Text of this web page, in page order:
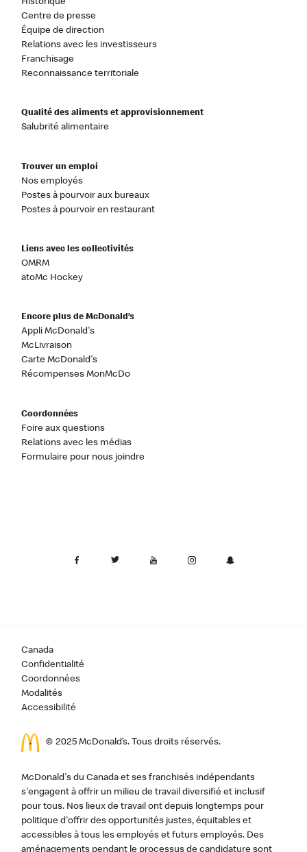
Historique
Centre de presse
Équipe de direction
Relations avec les investisseurs
Franchisage
Reconnaissance territoriale
Qualité des aliments et approvisionnement
Salubrité alimentaire
Trouver un emploi
Nos employés
Postes à pourvoir aux bureaux
Postes à pourvoir en restaurant
Liens avec les collectivités
OMRM
atoMc Hockey
Encore plus de McDonald’s
Appli McDonald's
McLivraison
Carte McDonald's
Récompenses MonMcDo
Coordonnées
Foire aux questions
Relations avec les médias
Formulaire pour nous joindre
Canada
Confidentialité
Coordonnées
Modalités
Accessibilité
© 2025 McDonald’s. Tous droits réservés.
McDonald's du Canada et ses franchisés indépendants
s'engagent à offrir un milieu de travail diversifié et inclusif
pour tous. Nos lieux de travail ont depuis longtemps pour
politique d'offrir des opportunités justes, équitables et
accessibles à tous les employés et futurs employés. Des
aménagements pendant le processus de candidature sont